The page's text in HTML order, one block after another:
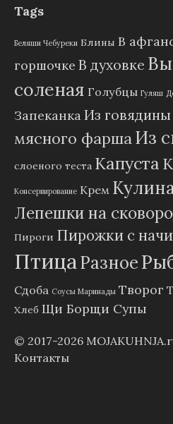
Tags
Беляши Чебуреки Блины В
горшочке В духовке
соленая Голубцы Гуляш
ЗапеканкаИз говядины
мясного фаршаИз
слоеного теста Капуста
Консервирование Крем
Лепешки на
Пироги Пирожки с
ПтицаРазное
Сдоба Соусы Маринады Творог
Хлеб Щи Борщи Супы
© 2017-2026
Контакты